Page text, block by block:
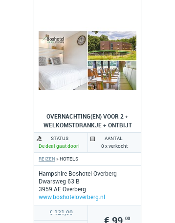
OVERNACHTING(EN) VOOR 2 +
WELKOMSTDRANKJE + ONTBIJT
Hampshire Boshotel Overberg
Dwarsweg 63 B
3959 AE Overberg
www.boshoteloverberg.nl
REIZEN» HOTELS
STATUS
De deal gaat door!
AANTAL
0 x verkocht
€ 121,00
€ 99,00